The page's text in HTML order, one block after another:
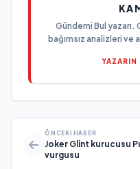
Gündemi Bul
bağımsız analizleri ve
YAZARIN
ÖNCEKI HABER
Joker Glint kurucusu
vurgusu